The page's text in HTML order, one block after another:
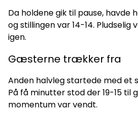
Da holdene gik til pause, havde
og stillingen var 14-14. Pludselig
igen.
Gæsterne trækker fra
Anden halvleg startede med et
På få minutter stod der 19-15 til
momentum var vendt.